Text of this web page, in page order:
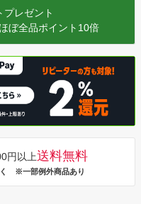
プレゼント
ぼ全品ポイント10倍
円以上送料無料
※一部例外商品あり